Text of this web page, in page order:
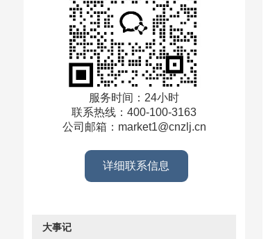
行业新闻/ 工业高低温冷却系统的工艺要求
服务时间：24小时
联系热线：400-100-3163
公司邮箱：market1@cnzlj.cn
详细联系信息
大事记